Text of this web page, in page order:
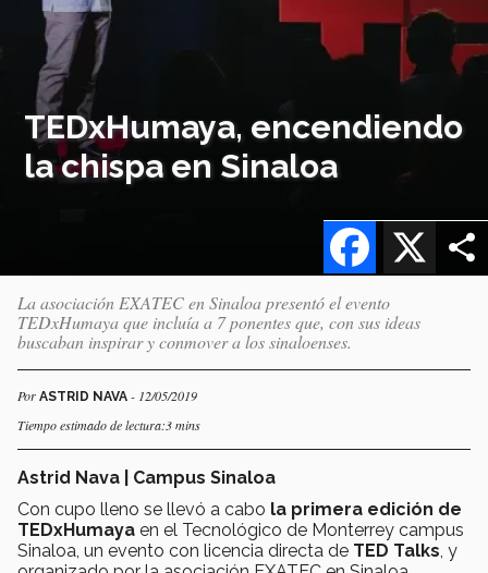
TEDxHumaya, encendiendo
la chispa en Sinaloa
X
Facebook
La asociación EXATEC en Sinaloa presentó el evento
TEDxHumaya que incluía a 7 ponentes que, con sus ideas
buscaban inspirar y conmover a los sinaloenses.
Por ASTRID NAVA - 12/05/2019
Tiempo estimado de lectura:3 mins
Astrid Nava | Campus Sinaloa
Con cupo lleno se llevó a cabo la primera edición de
TEDxHumaya en el Tecnológico de Monterrey campus
Sinaloa, un evento con licencia directa de TED Talks , y